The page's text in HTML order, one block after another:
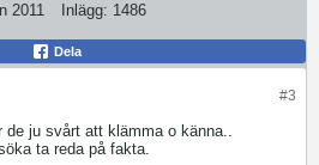
2011 Inlägg: 1486
Dela
#3
de ju svårt att klämma o känna..
ta reda på fakta.